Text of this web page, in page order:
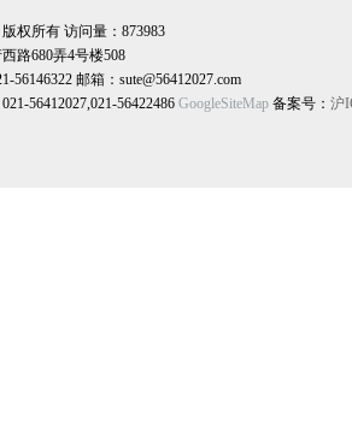
权所有 访问量：873983
路680弄4号楼508
56146322 邮箱：sute@56412027.com
56412027,021-56422486 GoogleSiteMap 备案号： 沪